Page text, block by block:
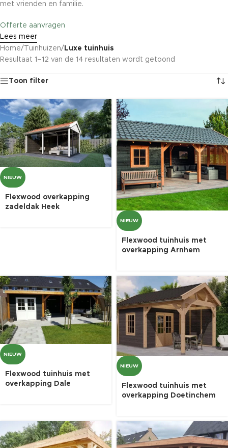
met vrienden en familie.
Offerte aanvragen
Lees meer
Home/ Tuinhuizen/ Luxe tuinhuis
Resultaat 1–12 van de 14 resultaten wordt getoond
Toon filter
NIEUW
Flexwood overkapping
zadeldak Heek
NIEUW
Flexwood tuinhuis met
overkapping Arnhem
NIEUW
Flexwood tuinhuis met
overkapping Dale
NIEUW
Flexwood tuinhuis met
overkapping Doetinchem